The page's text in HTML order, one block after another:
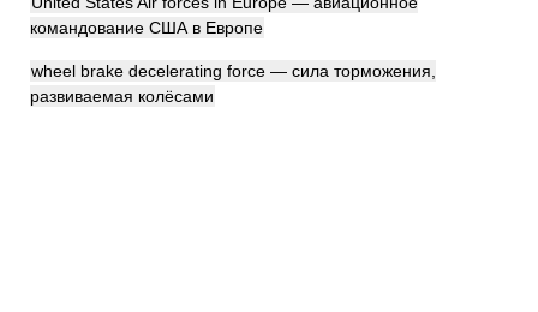
командование США в Европе
wheel brake decelerating force — сила торможения,
развиваемая колёсами